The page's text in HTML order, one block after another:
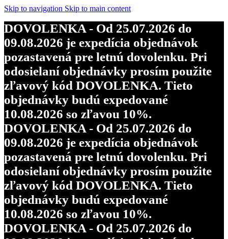
Skip to navigation Skip to main content
DOVOLENKA - Od 25.07.2026 do
09.08.2026 je expedícia objednávok
pozastavená pre letnú dovolenku. Pri
odosielaní objednávky prosím použite
zľavový kód DOVOLENKA. Tieto
objednávky budú expedované
10.08.2026 so zľavou 10%.
DOVOLENKA - Od 25.07.2026 do
09.08.2026 je expedícia objednávok
pozastavená pre letnú dovolenku. Pri
odosielaní objednávky prosím použite
zľavový kód DOVOLENKA. Tieto
objednávky budú expedované
10.08.2026 so zľavou 10%.
DOVOLENKA - Od 25.07.2026 do